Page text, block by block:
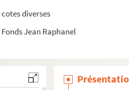
cotes diverses
Fonds Jean Raphanel
(18..-19.)
1955)
1911)